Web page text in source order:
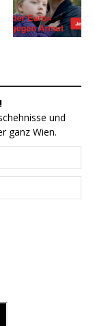
und
ganz Wien.